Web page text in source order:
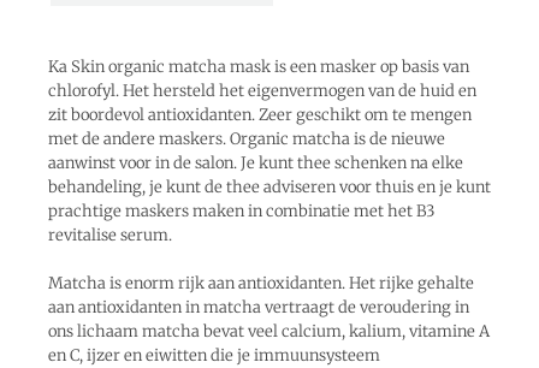
Ka Skin organic matcha mask is een masker op basis van
chlorofyl. Het hersteld het eigenvermogen van de huid en
zit boordevol antioxidanten. Zeer geschikt om te mengen
met de andere maskers. Organic matcha is de nieuwe
aanwinst voor in de salon. Je kunt thee schenken na elke
behandeling, je kunt de thee adviseren voor thuis en je kunt
prachtige maskers maken in combinatie met het B3
revitalise serum.
Matcha is enorm rijk aan antioxidanten. Het rijke gehalte
aan antioxidanten in matcha vertraagt de veroudering in
ons lichaam matcha bevat veel calcium, kalium, vitamine A
en C, ijzer en eiwitten die je immuunsysteem